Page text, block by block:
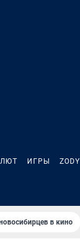
ИГРЫ ZODY
в кино